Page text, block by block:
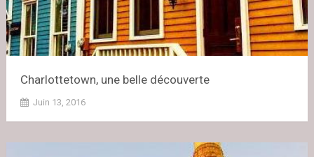
Charlottetown, une belle découverte
Juin 13, 2016